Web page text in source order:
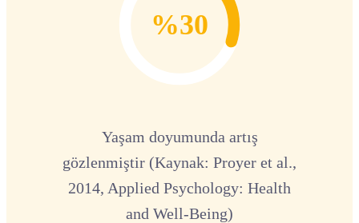
%30
Yaşam doyumunda artış
gözlenmiştir (Kaynak: Proyer et al.,
2014, Applied Psychology: Health
and Well-Being)